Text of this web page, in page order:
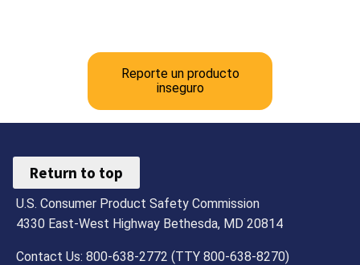
Reporte un producto
inseguro
Return to top
U.S. Consumer Product Safety Commission
4330 East-West Highway Bethesda, MD 20814
Contact Us: 800-638-2772 (TTY 800-638-8270)